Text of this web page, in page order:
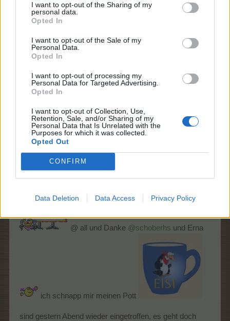
I want to opt-out of the Sharing of my
personal data.
Opted In
I want to opt-out of the Sale of my
Personal Data.
Opted In
I want to opt-out of processing my
Personal Data for Targeted Advertising.
Opted In
I want to opt-out of Collection, Use,
Retention, Sale, and/or Sharing of my
Personal Data that Is Unrelated with the
Purposes for which it was collected.
Opted Out
CONFIRM
Data Deletion Data Access Privacy Policy
Wolkenreihe "Fabelhafte Fitness-Farm"
4.000x Farmlevel EP
300% mehr EP/TEP auf Alles + Zucht
+1 mehr Ertrag auf Getreide (Farmfelder) für 4h
6 Mai 2026
Bommelchen2,Witchbroom,U19600und2 anderengefällt dies.
@ all und Danke @schoberhs und Erna
ich schnapp mir meinen Pott
sind gestern Abend wieder eingetroffen, es geht doch